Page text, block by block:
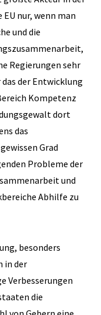
nur, wenn man
und die
Regierungen sehr
der Entwicklung
Kompetenz
dort
das
Grad
Probleme der
und
Abhilfe zu
besonders
in der
Verbesserungen
die